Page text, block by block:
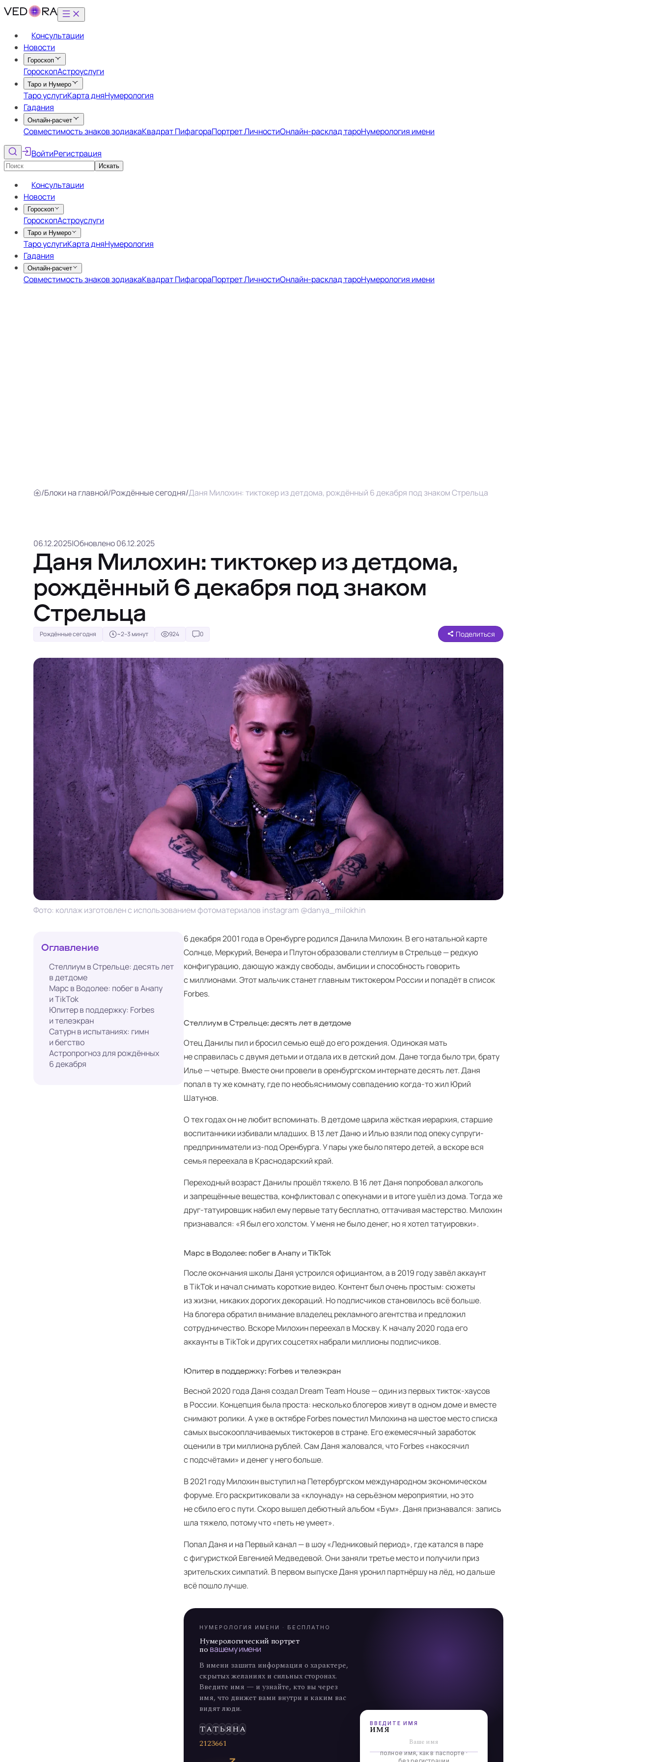
/Блоки на главной/Рождённые сегодня/Даня Милохин: тиктокер из детдома, рождённый 6 декабря под знаком Стрельца
06.12.2025|Обновлено 06.12.2025
Даня Милохин: тиктокер из детдома,
рождённый 6 декабря под знаком
Стрельца
Рождённые сегодня ~2–3 минут 924 0 Поделиться
Фото: коллаж изготовлен с использованием фотоматериалов instagram @danya_milokhin
Оглавление
Стеллиум в Стрельце: десять лет
в детдоме
Марс в Водолее: побег в Анапу
и TikTok
Юпитер в поддержку: Forbes
и телеэкран
Сатурн в испытаниях: гимн
и бегство
Астропрогноз для рождённых
6 декабря
6 декабря 2001 года в Оренбурге родился Данила Милохин. В его натальной карте
Солнце, Меркурий, Венера и Плутон образовали стеллиум в Стрельце — редкую
конфигурацию, дающую жажду свободы, амбиции и способность говорить
с миллионами. Этот мальчик станет главным тиктокером России и попадёт в список
Forbes.
Стеллиум в Стрельце: десять лет в детдоме
Отец Данилы пил и бросил семью ещё до его рождения. Одинокая мать
не справилась с двумя детьми и отдала их в детский дом. Дане тогда было три, брату
Илье — четыре. Вместе они провели в оренбургском интернате десять лет. Даня
попал в ту же комнату, где по необъяснимому совпадению когда-то жил Юрий
Шатунов.
О тех годах он не любит вспоминать. В детдоме царила жёсткая иерархия, старшие
воспитанники избивали младших. В 13 лет Даню и Илью взяли под опеку супруги-
предприниматели из-под Оренбурга. У пары уже было пятеро детей, а вскоре вся
семья переехала в Краснодарский край.
Переходный возраст Данилы прошёл тяжело. В 16 лет Даня попробовал алкоголь
и запрещённые вещества, конфликтовал с опекунами и в итоге ушёл из дома. Тогда же
друг-татуировщик набил ему первые тату бесплатно, оттачивая мастерство. Милохин
признавался: «Я был его холстом. У меня не было денег, но я хотел татуировки».
Марс в Водолее: побег в Анапу и TikTok
После окончания школы Даня устроился официантом, а в 2019 году завёл аккаунт
в Tik­Tok и начал снимать короткие видео. Контент был очень простым: сюжеты
из жизни, никаких дорогих декораций. Но подписчиков становилось всё больше.
На блогера обратил внимание владелец рекламного агентства и предложил
сотрудничество. Вскоре Милохин переехал в Москву. К началу 2020 года его
аккаунты в Tik­Tok и других соцсетях набрали миллионы подписчиков.
Юпитер в поддержку: Forbes и телеэкран
Весной 2020 года Даня создал Dream Team House — один из первых тикток-хаусов
в России. Концепция была проста: несколько блогеров живут в одном доме и вместе
снимают ролики. А уже в октябре Forbes поместил Милохина на шестое место списка
самых высокооплачиваемых тиктокеров в стране. Его ежемесячный заработок
оценили в три миллиона рублей. Сам Даня жаловался, что Forbes «накосячил
с подсчётами» и денег у него больше.
В 2021 году Милохин выступил на Петербургском международном экономическом
форуме. Его раскритиковали за «клоунаду» на серьёзном мероприятии, но это
не сбило его с пути. Скоро вышел дебютный альбом «Бум». Даня признавался: запись
шла тяжело, потому что «петь не умеет».
Попал Даня и на Первый канал — в шоу «Ледниковый период», где катался в паре
с фигуристкой Евгенией Медведевой. Они заняли третье место и получили приз
зрительских симпатий. В первом выпуске Даня уронил партнёршу на лёд, но дальше
всё пошло лучше.
А
7
ЯНУМЕРОЛОГИЯ ИМЕНИ · БЕСПЛАТНО
Нумерологический портрет
по вашему имени
В имени зашита информация о характере,
скрытых желаниях и сильных сторонах.
Введите имя — и узнайте, кто вы через
имя, что движет вами внутри и каким вас
видят люди.
ТАТЬЯНА
2123661
ВВЕДИТЕ ИМЯ
имя
полное имя, как в паспорте ·